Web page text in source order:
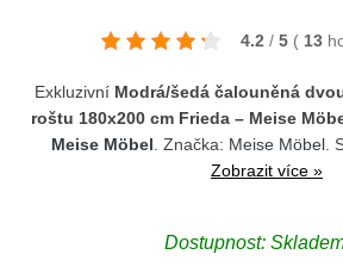
4.2 / 5 ( 13
Exkluzivní Modrá/šedá čalouněná
roštu 180x200 cm Frieda – Meise
Meise Möbel . Značka: Meise Möbel.
Zobrazit více »
Dostupnost: